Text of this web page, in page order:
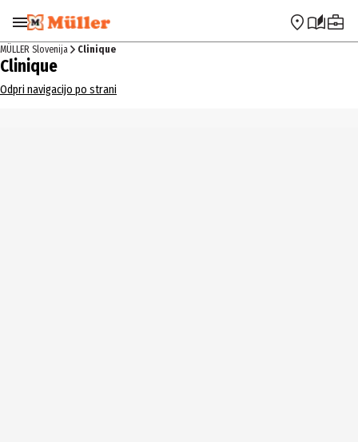
Preskoči na navigacijo Preskoči na glavno vsebino
MÜLLER Slovenija Clinique
Clinique
Odpri navigacijo po strani